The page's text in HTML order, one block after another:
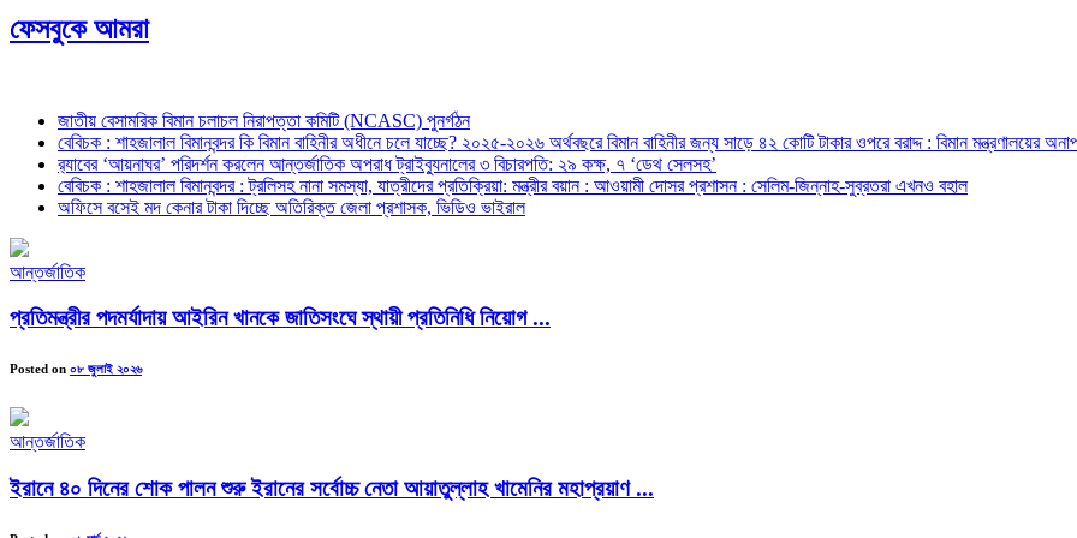
ফেসবুকে আমরা
জাতীয় বেসামরিক বিমান চলাচল নিরাপত্তা কমিটি (NCASC) পুনর্গঠন
বেবিচক : শাহজালাল বিমানবন্দর কি বিমান বাহিনীর অধীনে চলে যাচ্ছে? ২০২৫-২০২৬ অর্থবছরে বিমান বাহিনীর জন্য সাড়ে ৪২ কোটি টাকার ওপরে বরাদ্দ : বিমান মন্ত্রণালয়ের
র‍্যাবের ‘আয়নাঘর’ পরিদর্শন করলেন আন্তর্জাতিক অপরাধ ট্রাইব্যুনালের ৩ বিচারপতি: ২৯ কক্ষ, ৭ ‘ডেথ সেলসহ’
বেবিচক : শাহজালাল বিমানবন্দর : ট্রলিসহ নানা সমস্যা, যাত্রীদের প্রতিক্রিয়া: মন্ত্রীর বয়ান : আওয়ামী দোসর প্রশাসন : সেলিম-জিন্নাহ-সুব্রতরা এখনও বহাল
অফিসে বসেই মদ কেনার টাকা দিচ্ছে অতিরিক্ত জেলা প্রশাসক, ভিডিও ভাইরাল
আন্তর্জাতিক
প্রতিমন্ত্রীর পদমর্যাদায় আইরিন খানকে জাতিসংঘে স্থায়ী প্রতিনিধি নিয়োগ ...
Posted on ০৮ জুলাই ২০২৬
আন্তর্জাতিক
ইরানে ৪০ দিনের শোক পালন শুরু ইরানের সর্বোচ্চ নেতা আয়াতুল্লাহ খামেনির মহাপ্রয়াণ ...